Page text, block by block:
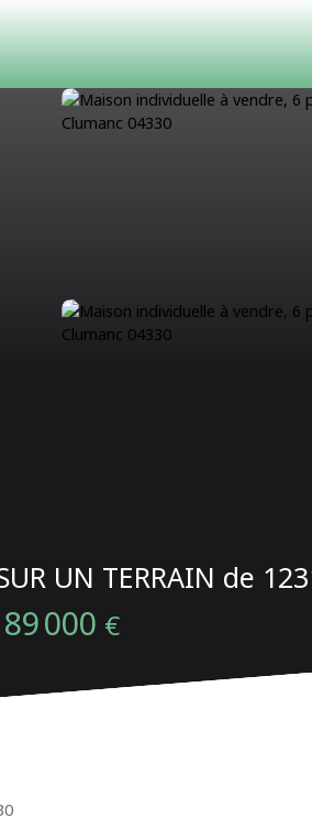
UN TERRAIN de
000 €